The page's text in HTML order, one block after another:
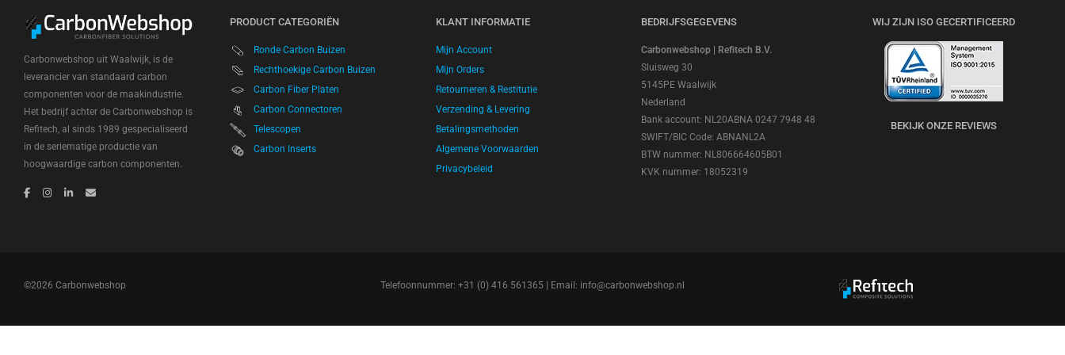
Carbonwebshop uit Waalwijk, is de
leverancier van standaard carbon
componenten voor de maakindustrie.
Het bedrijf achter de Carbonwebshop is
Refitech, al sinds 1989 gespecialiseerd
in de seriematige productie van
hoogwaardige carbon componenten.
PRODUCT CATEGORIËN
Ronde Carbon Buizen
Rechthoekige Carbon Buizen
Carbon Fiber Platen
Carbon Connectoren
Telescopen
Carbon Inserts
KLANT INFORMATIE
Mijn Account
Mijn Orders
Retourneren & Restitutie
Verzending & Levering
Betalingsmethoden
Algemene Voorwaarden
Privacybeleid
BEDRIJFSGEGEVENS
Carbonwebshop | Refitech B.V.
Sluisweg 30
5145PE Waalwijk
Nederland
Bank account: NL20ABNA 0247 7948 48
SWIFT/BIC Code: ABNANL2A
BTW nummer: NL806664605B01
KVK nummer: 18052319
WIJ ZIJN ISO GECERTIFICEERD
BEKIJK ONZE REVIEWS
©2026 Carbonwebshop Telefoonnummer: +31 (0) 416 561365 | Email: info@carbonwebshop.nl